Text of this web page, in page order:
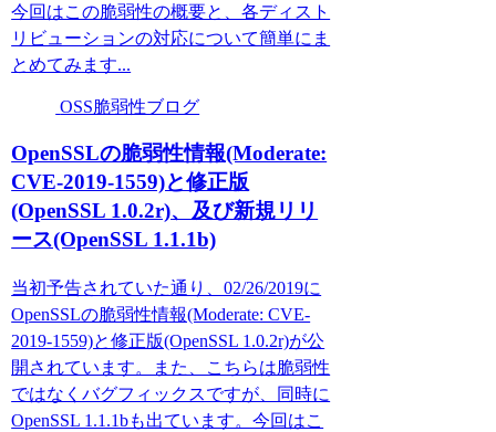
今回はこの脆弱性の概要と、各ディスト
リビューションの対応について簡単にま
とめてみます...
OSS脆弱性ブログ
OpenSSLの脆弱性情報(Moderate:
CVE-2019-1559)と修正版
(OpenSSL 1.0.2r)、及び新規リリ
ース(OpenSSL 1.1.1b)
当初予告されていた通り、02/26/2019に
OpenSSLの脆弱性情報(Moderate: CVE-
2019-1559)と修正版(OpenSSL 1.0.2r)が公
開されています。また、こちらは脆弱性
ではなくバグフィックスですが、同時に
OpenSSL 1.1.1bも出ています。今回はこ